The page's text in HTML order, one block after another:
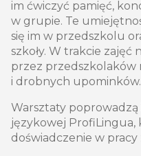
im ćwiczyć pamięć,
w grupie. Te
się im w przedszkolu
szkoły. W trakcie
przez przedszkolaków
i drobnych upominków.
Warsztaty
językowej ProfiLingua,
doświadczenie w pracy